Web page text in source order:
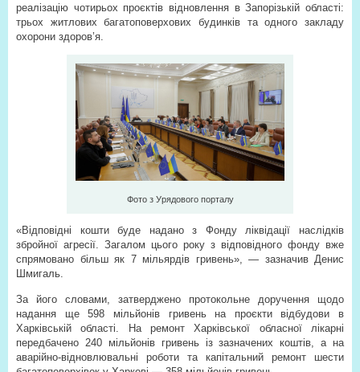
реалізацію чотирьох проєктів відновлення в Запорізькій області:
трьох житлових багатоповерхових будинків та одного закладу
охорони здоров’я.
Фото з Урядового порталу
«Відповідні кошти буде надано з Фонду ліквідації наслідків
збройної агресії. Загалом цього року з відповідного фонду вже
спрямовано більш як 7 мільярдів гривень», — зазначив Денис
Шмигаль.
За його словами, затверджено протокольне доручення щодо
надання ще 598 мільйонів гривень на проєкти відбудови в
Харківській області. На ремонт Харківської обласної лікарні
передбачено 240 мільйонів гривень із зазначених коштів, а на
аварійно-відновлювальні роботи та капітальний ремонт шести